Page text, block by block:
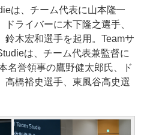
は、チーム代表に山本隆一
ライバーに木下隆之選手、
鈴木宏和選手を起用。Teamサ
は、チーム代表兼監督に
名誉領事の鷹野健太郎氏、ド
高橋裕史選手、東風谷高史選